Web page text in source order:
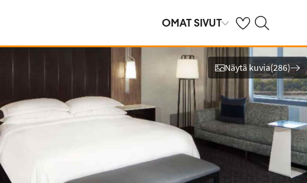
OMAT SIVUT OmatHaku
Näytä kuvia(286)